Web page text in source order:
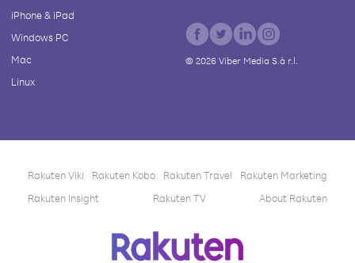
iPhone & iPad
Windows PC
Mac
Linux
© 2026Viber Media S.à r.l.
Rakuten Viki Rakuten Kobo Rakuten Travel
Rakuten Marketing
Rakuten Insight
Rakuten TV About Rakuten